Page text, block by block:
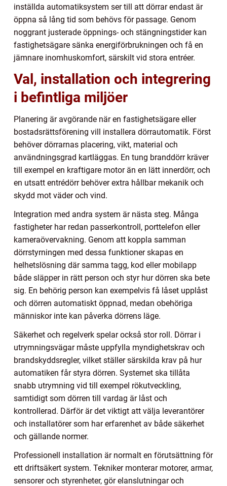
inställda automatiksystem ser till att dörrar endast är
öppna så lång tid som behövs för passage. Genom
noggrant justerade öppnings- och stängningstider kan
fastighetsägare sänka energiförbrukningen och få en
jämnare inomhuskomfort, särskilt vid stora entréer.
Val, installation och integrering
i befintliga miljöer
Planering är avgörande när en fastighetsägare eller
bostadsrättsförening vill installera dörrautomatik. Först
behöver dörrarnas placering, vikt, material och
användningsgrad kartläggas. En tung branddörr kräver
till exempel en kraftigare motor än en lätt innerdörr, och
en utsatt entrédörr behöver extra hållbar mekanik och
skydd mot väder och vind.
Integration med andra system är nästa steg. Många
fastigheter har redan passerkontroll, porttelefon eller
kameraövervakning. Genom att koppla samman
dörrstyrningen med dessa funktioner skapas en
helhetslösning där samma tagg, kod eller mobilapp
både släpper in rätt person och styr hur dörren ska bete
sig. En behörig person kan exempelvis få låset upplåst
och dörren automatiskt öppnad, medan obehöriga
människor inte kan påverka dörrens läge.
Säkerhet och regelverk spelar också stor roll. Dörrar i
utrymningsvägar måste uppfylla myndighetskrav och
brandskyddsregler, vilket ställer särskilda krav på hur
automatiken får styra dörren. Systemet ska tillåta
snabb utrymning vid till exempel rökutveckling,
samtidigt som dörren till vardag är låst och
kontrollerad. Därför är det viktigt att välja leverantörer
och installatörer som har erfarenhet av både säkerhet
och gällande normer.
Professionell installation är normalt en förutsättning för
ett driftsäkert system. Tekniker monterar motorer, armar,
sensorer och styrenheter, gör elanslutningar och